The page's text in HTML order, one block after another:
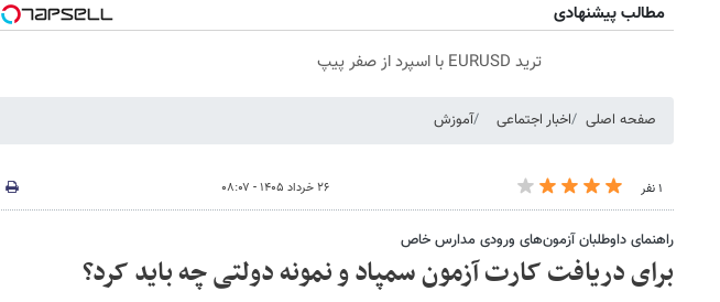
مطالب پیشنهادی
ترید EURUSD با اسپرد از صفر پیپ
صفحه اصلی اخبار اجتماعی آموزش
۱ نفر ۲۶ خرداد ۱۴۰۵ - ۰۸:۰۷
راهنمای داوطلبان آزمون‌های ورودی مدارس خاص
برای دریافت کارت آزمون سمپاد و نمونه دولتی چه باید کرد؟